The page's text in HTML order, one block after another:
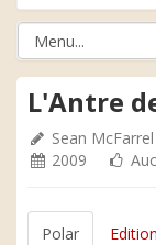
L'Antre
Sean McFarrel
2009
Polar